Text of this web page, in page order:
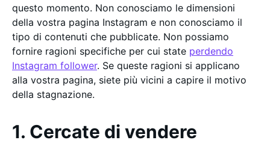
questo momento. Non conosciamo le dimensioni
della vostra pagina Instagram e non conosciamo il
tipo di contenuti che pubblicate. Non possiamo
fornire ragioni specifiche per cui state perdendo
Instagram follower. Se queste ragioni si applicano
alla vostra pagina, siete più vicini a capire il motivo
della stagnazione.
1. Cercate di vendere